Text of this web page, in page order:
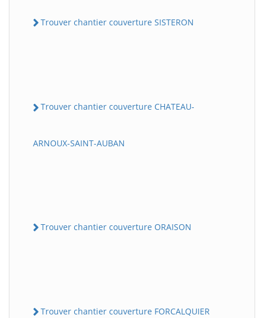
Trouver chantier couverture SISTERON
Trouver chantier couverture CHATEAU-
ARNOUX-SAINT-AUBAN
Trouver chantier couverture ORAISON
Trouver chantier couverture FORCALQUIER